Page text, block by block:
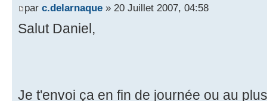
par c.delarnaque » 20 Juillet 2007, 04:58
Salut Daniel,
Je t'envoi ça en fin de journée ou au